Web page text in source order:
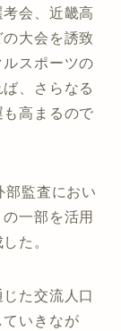
会、近畿高
大会を誘致
スポーツの
、さらなる
高まるので
部監査におい
一部を活用
た。
た交流人口
いきなが